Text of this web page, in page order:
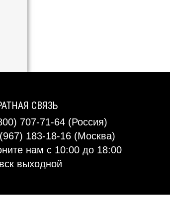
СВЯЗЬ
707-71-64 (Россия)
183-18-16 (Москва)
нам с 10:00 до 18:00
выходной